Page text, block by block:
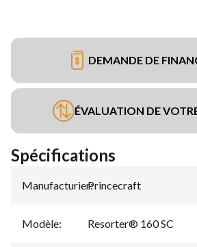
DEMANDE DE
ÉVALUATION DE
Spécifications
Manufacturier:
Princecraft
Modèle: Resorter® 160 SC